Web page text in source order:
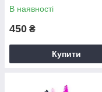
В наявності
450 ₴
Купити